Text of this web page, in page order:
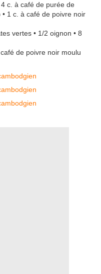
c. à café de purée de
1 c. à café de poivre noir
vertes • 1/2 oignon • 8
de poivre noir moulu